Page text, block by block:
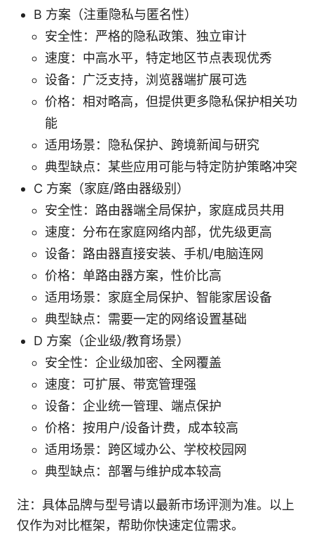
B 方案（注重隐私与匿名性）
安全性：严格的隐私政策、独立审计
速度：中高水平，特定地区节点表现优秀
设备：广泛支持，浏览器端扩展可选
价格：相对略高，但提供更多隐私保护相关功
能
适用场景：隐私保护、跨境新闻与研究
典型缺点：某些应用可能与特定防护策略冲突
C 方案（家庭/路由器级别）
安全性：路由器端全局保护，家庭成员共用
速度：分布在家庭网络内部，优先级更高
设备：路由器直接安装、手机/电脑连网
价格：单路由器方案，性价比高
适用场景：家庭全局保护、智能家居设备
典型缺点：需要一定的网络设置基础
D 方案（企业级/教育场景）
安全性：企业级加密、全网覆盖
速度：可扩展、带宽管理强
设备：企业统一管理、端点保护
价格：按用户/设备计费，成本较高
适用场景：跨区域办公、学校校园网
典型缺点：部署与维护成本较高
注：具体品牌与型号请以最新市场评测为准。以上
仅作为对比框架，帮助你快速定位需求。